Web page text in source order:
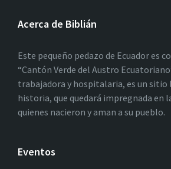
Acerca de Biblián
Este pequeño pedazo de Ecuador es
“Cantón Verde del Austro
trabajadora y hospitalaria, es un sitio
historia, que quedará impregnada en
quienes nacieron y aman a su pueblo.
Eventos